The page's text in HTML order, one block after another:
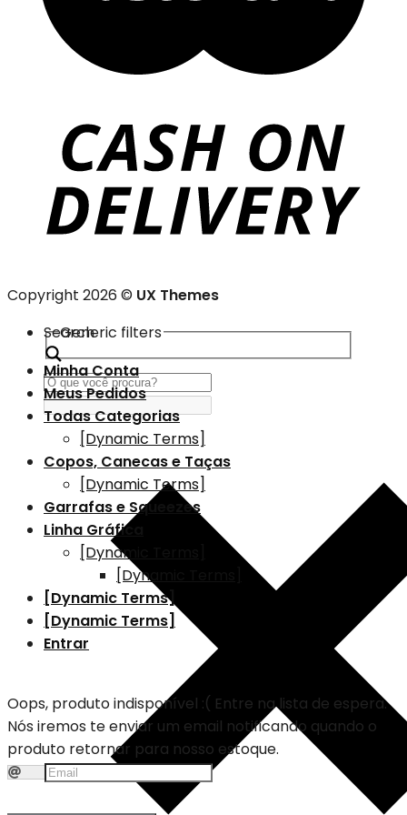
Copyright 2026 © UX Themes
Search
Generic filters
Minha Conta
Meus Pedidos
Todas Categorias
[Dynamic Terms]
Copos, Canecas e Taças
[Dynamic Terms]
Garrafas e Squeezes
Linha Gráfica
[Dynamic Terms]
[Dynamic Terms]
[Dynamic Terms]
[Dynamic Terms]
Entrar
Oops, produto indisponível :( Entre na lista de espera.
Nós iremos te enviar um email notificando quando o
produto retornar para nosso estoque.